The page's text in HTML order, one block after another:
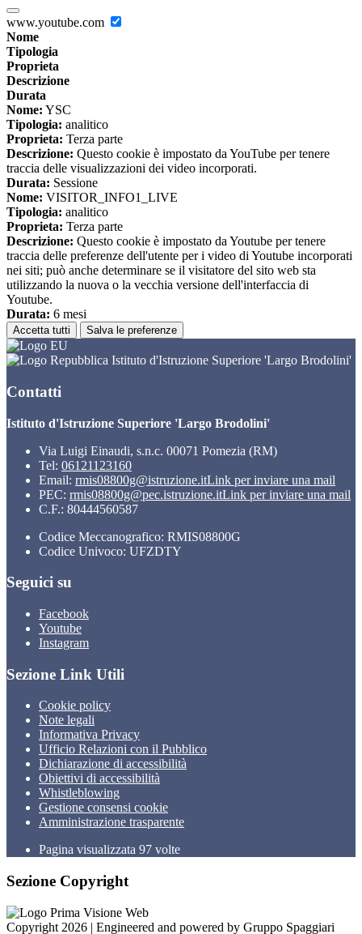
www.youtube.com
Nome
Tipologia
Proprieta
Descrizione
Durata
Nome: YSC
Tipologia: analitico
Proprieta: Terza parte
Descrizione: Questo cookie è impostato da YouTube per tenere
traccia delle visualizzazioni dei video incorporati.
Durata: Sessione
Nome: VISITOR_INFO1_LIVE
Tipologia: analitico
Proprieta: Terza parte
Descrizione: Questo cookie è impostato da Youtube per tenere
traccia delle preferenze dell'utente per i video di Youtube incorporati
nei siti; può anche determinare se il visitatore del sito web sta
utilizzando la nuova o la vecchia versione dell'interfaccia di
Youtube.
Durata: 6 mesi
Accetta tutti Salva le preferenze
Istituto d'Istruzione Superiore 'Largo Brodolini'
Contatti
Istituto d'Istruzione Superiore 'Largo Brodolini'
Via Luigi Einaudi, s.n.c. 00071 Pomezia (RM)
Tel: 06121123160
Email: rmis08800g@istruzione.itLink per inviare una mail
PEC: rmis08800g@pec.istruzione.itLink per inviare una mail
C.F.: 80444560587
Codice Meccanografico: RMIS08800G
Codice Univoco: UFZDTY
Seguici su
Facebook
Youtube
Instagram
Sezione Link Utili
Cookie policy
Note legali
Informativa Privacy
Ufficio Relazioni con il Pubblico
Dichiarazione di accessibilità
Obiettivi di accessibilità
Whistleblowing
Gestione consensi cookie
Amministrazione trasparente
Pagina visualizzata 97 volte
Sezione Copyright
Copyright 2026 | Engineered and powered by Gruppo Spaggiari